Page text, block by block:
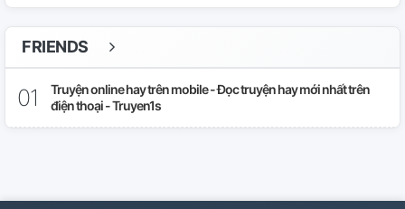
FRIENDS
Truyện online hay trên mobile - Đọc truyện hay mới nhất trên
điện thoại - Truyen1s